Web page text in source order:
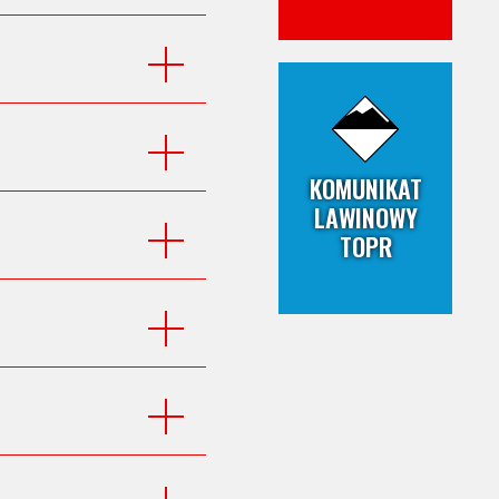
KOMUNIKAT
LAWINOWY
TOPR